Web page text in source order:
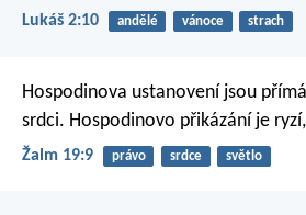
Lukáš 2:10 andělé vánoce strach
Hospodinova ustanovení jsou
srdci. Hospodinovo přikázání je
Žalm 19:9 právo srdce světlo